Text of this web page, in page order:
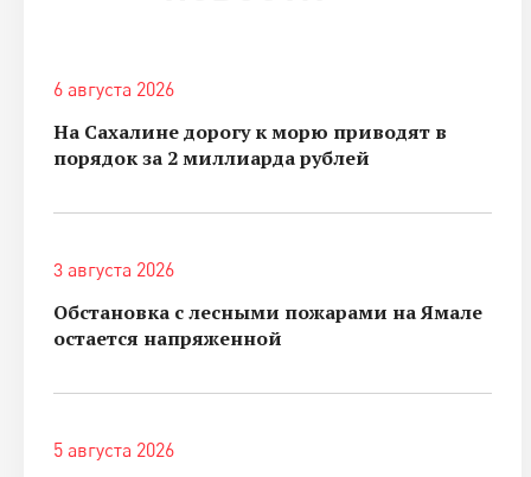
6 августа 2026
На Сахалине дорогу к морю приводят в
порядок за 2 миллиарда рублей
3 августа 2026
Обстановка с лесными пожарами на Ямале
остается напряженной
5 августа 2026